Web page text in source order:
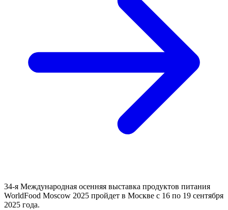
34-я Международная осенняя выставка продуктов питания
WorldFood Moscow 2025 пройдет в Москве с 16 по 19 сентября
2025 года.